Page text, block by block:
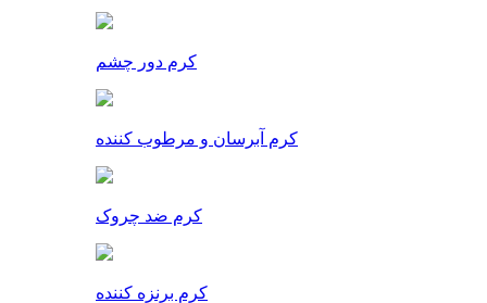
کرم دور چشم
کرم آبرسان و مرطوب کننده
کرم ضد چروک
کرم برنزه کننده